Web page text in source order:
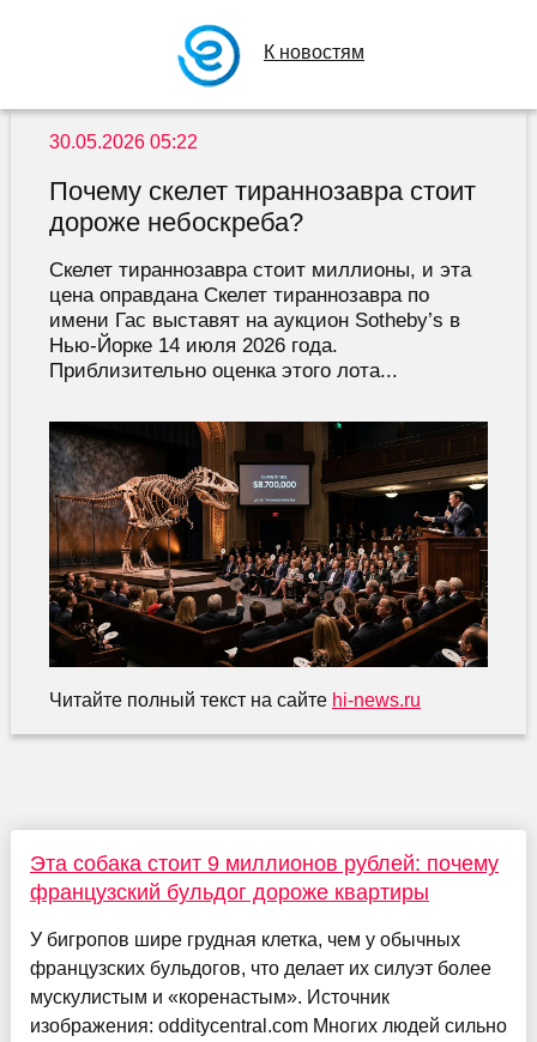
К новостям
30.05.2026 05:22
Почему скелет тираннозавра стоит
дороже небоскреба?
Скелет тираннозавра стоит миллионы, и эта
цена оправдана Скелет тираннозавра по
имени Гас выставят на аукцион Sotheby’s в
Нью-Йорке 14 июля 2026 года.
Приблизительно оценка этого лота...
Читайте полный текст на сайте hi-news.ru
Эта собака стоит 9 миллионов рублей: почему
французский бульдог дороже квартиры
У бигропов шире грудная клетка, чем у обычных
французских бульдогов, что делает их силуэт более
мускулистым и «коренастым». Источник
изображения: odditycentral.com Многих людей сильно